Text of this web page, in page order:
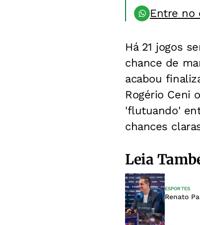
Entre no
Há 21 jogos
chance de
acabou
Rogério Ceni
'flutuando'
chances
Leia
ESPORTES
Renato